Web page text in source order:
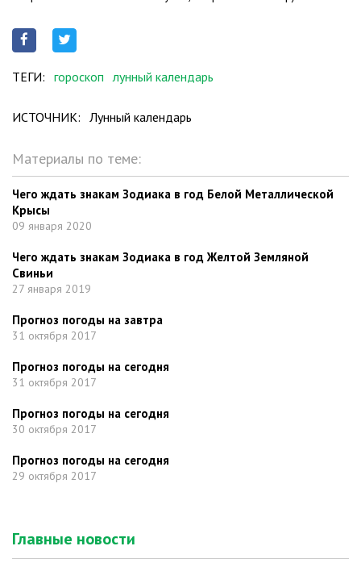
ТЕГИ: гороскоп лунный календарь
ИСТОЧНИК: Лунный календарь
Материалы по теме:
Чего ждать знакам Зодиака в год Белой Металлической
Крысы
09 января 2020
Чего ждать знакам Зодиака в год Желтой Земляной
Свиньи
27 января 2019
Прогноз погоды на завтра
31 октября 2017
Прогноз погоды на сегодня
31 октября 2017
Прогноз погоды на сегодня
30 октября 2017
Прогноз погоды на сегодня
29 октября 2017
Главные новости